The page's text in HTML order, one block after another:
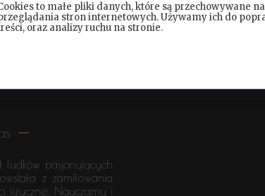
ludków pasjonujących
z zamiłowania
fizycznej. Nauczamy i
to małe pliki danych, które są przechowywane
stron internetowych. Używamy ich do
oraz analizy ruchu na stronie.